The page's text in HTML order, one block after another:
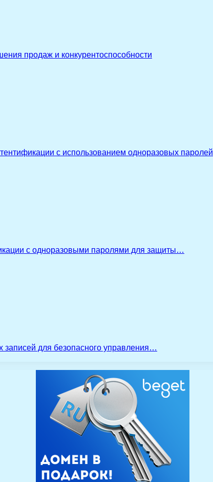
продаж и конкурентоспособности
с использованием одноразовых паролей
с одноразовыми паролями для защиты…
записей для безопасного управления…